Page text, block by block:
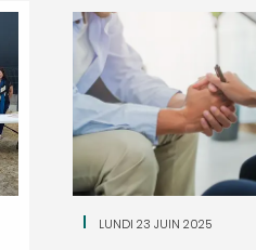
LUNDI 23 JUIN 2025